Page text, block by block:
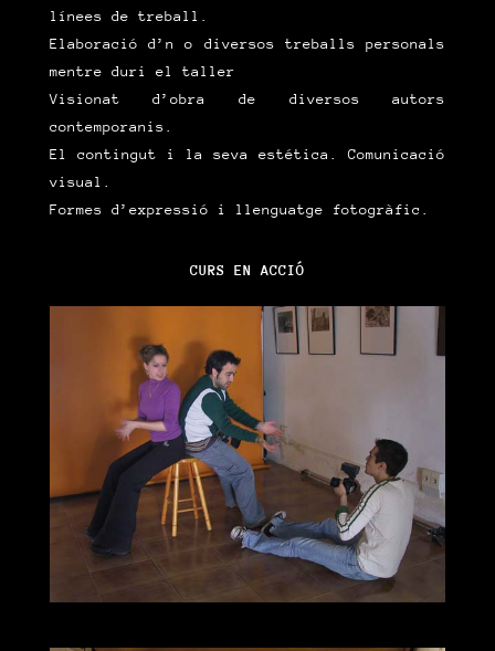
línees de treball.
Elaboració d’n o diversos treballs personals
mentre duri el taller
Visionat d’obra de diversos autors
contemporanis.
El contingut i la seva estética. Comunicació
visual.
Formes d’expressió i llenguatge fotogràfic.
CURS EN ACCIÓ